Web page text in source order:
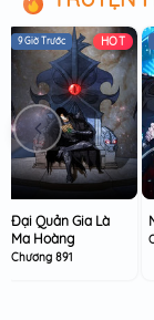
9 Giờ Trước HOT
Đại Quản Gia Là
Ma Hoàng
Chương 891